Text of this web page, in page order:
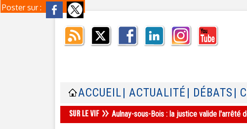
Poster sur :
ACCUEIL | ACTUALITÉ | DÉBATS |
Aulnay-sous-Bois : la justice valide l'arrêté